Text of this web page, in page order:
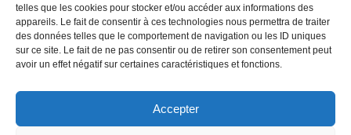
telles que les cookies pour stocker et/ou accéder aux informations des
appareils. Le fait de consentir à ces technologies nous permettra de traiter
des données telles que le comportement de navigation ou les ID uniques
sur ce site. Le fait de ne pas consentir ou de retirer son consentement peut
avoir un effet négatif sur certaines caractéristiques et fonctions.
Accepter